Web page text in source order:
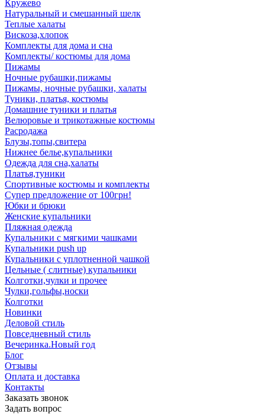
Кружево
Натуральный и смешанный шелк
Теплые халаты
Вискоза,хлопок
Комплекты для дома и сна
Комплекты/ костюмы для дома
Пижамы
Ночные рубашки,пижамы
Пижамы, ночные рубашки, халаты
Туники, платья, костюмы
Домашние туники и платья
Велюровые и трикотажные костюмы
Расродажа
Блузы,топы,свитера
Нижнее белье,купальники
Одежда для сна,халаты
Платья,туники
Спортивные костюмы и комплекты
Супер предложение от 100грн!
Юбки и брюки
Женские купальники
Пляжная одежда
Купальники с мягкими чашками
Купальники push up
Купальники с уплотненной чашкой
Цельные ( слитные) купальники
Колготки,чулки и прочее
Чулки,гольфы,носки
Колготки
Новинки
Деловой стиль
Повседневный стиль
Вечеринка.Новый год
Блог
Отзывы
Оплата и доставка
Контакты
Заказать звонок
Задать вопрос